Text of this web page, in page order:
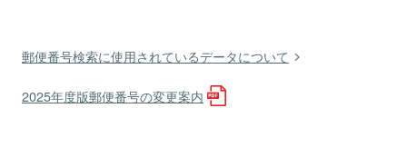
郵便番号検索に使用されているデータについて
2025年度版郵便番号の変更案内